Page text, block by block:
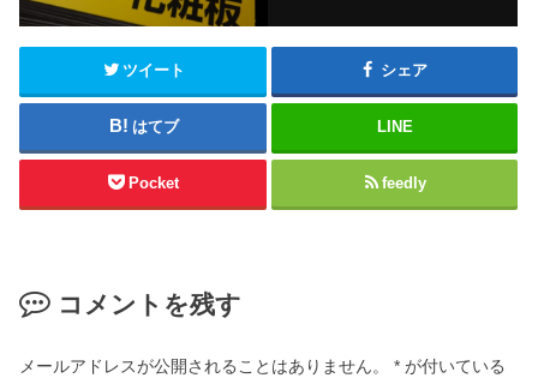
ツイート シェア
はてブ LINE
Pocket feedly
コメントを残す
メールアドレスが公開されることはありません。 * が付いている